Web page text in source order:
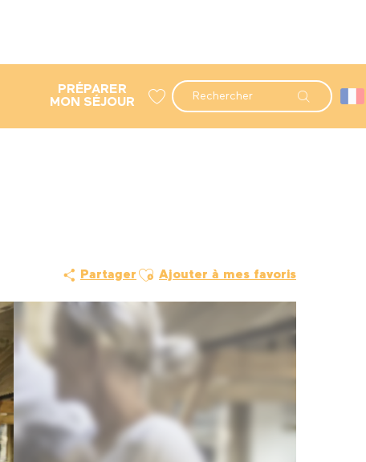
Recherche
PRÉPARER
MON SÉJOUR
Partager Ajouter aux favoris
Ajouter à mes favoris